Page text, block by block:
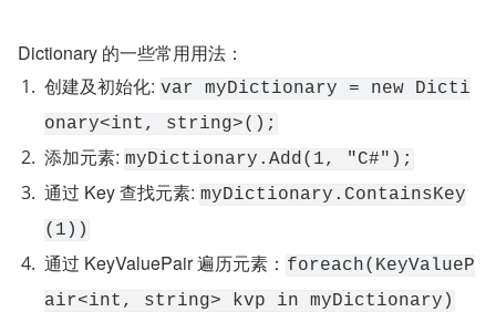
Dictionary 的一些常用用法：
创建及初始化: var myDictionary = new Dicti
onary<int, string>();
添加元素: myDictionary.Add(1, "C#");
通过 Key 查找元素: myDictionary.ContainsKey
(1))
通过 KeyValuePair 遍历元素： foreach(KeyValueP
air<int, string> kvp in myDictionary)